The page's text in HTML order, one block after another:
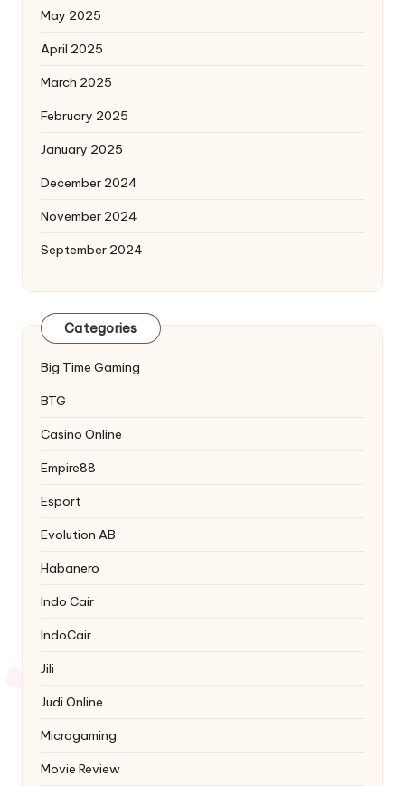
May 2025
April 2025
March 2025
February 2025
January 2025
December 2024
November 2024
September 2024
Categories
Big Time Gaming
BTG
Casino Online
Empire88
Esport
Evolution AB
Habanero
Indo Cair
IndoCair
Jili
Judi Online
Microgaming
Movie Review